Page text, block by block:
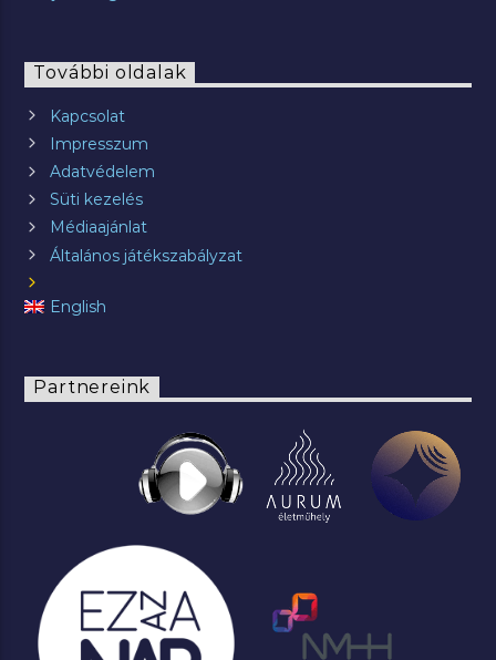
További oldalak
Kapcsolat
Impresszum
Adatvédelem
Süti kezelés
Médiaajánlat
Általános játékszabályzat
English
Partnereink